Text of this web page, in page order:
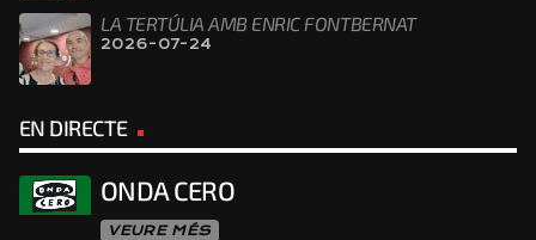
LA TERTÚLIA AMB ENRIC FONTBERNAT
2026-07-24
EN DIRECTE
ONDA CERO
VEURE MÉS